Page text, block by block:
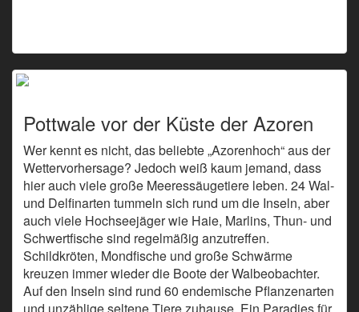
Pottwale vor der Küste der Azoren
Wer kennt es nicht, das beliebte „Azorenhoch“ aus der
Wettervorhersage? Jedoch weiß kaum jemand, dass
hier auch viele große Meeressäugetiere leben. 24 Wal-
und Delfinarten tummeln sich rund um die Inseln, aber
auch viele Hochseejäger wie Haie, Marlins, Thun- und
Schwertfische sind regelmäßig anzutreffen.
Schildkröten, Mondfische und große Schwärme
kreuzen immer wieder die Boote der Walbeobachter.
Auf den Inseln sind rund 60 endemische Pflanzenarten
und unzählige seltene Tiere zuhause. Ein Paradies für